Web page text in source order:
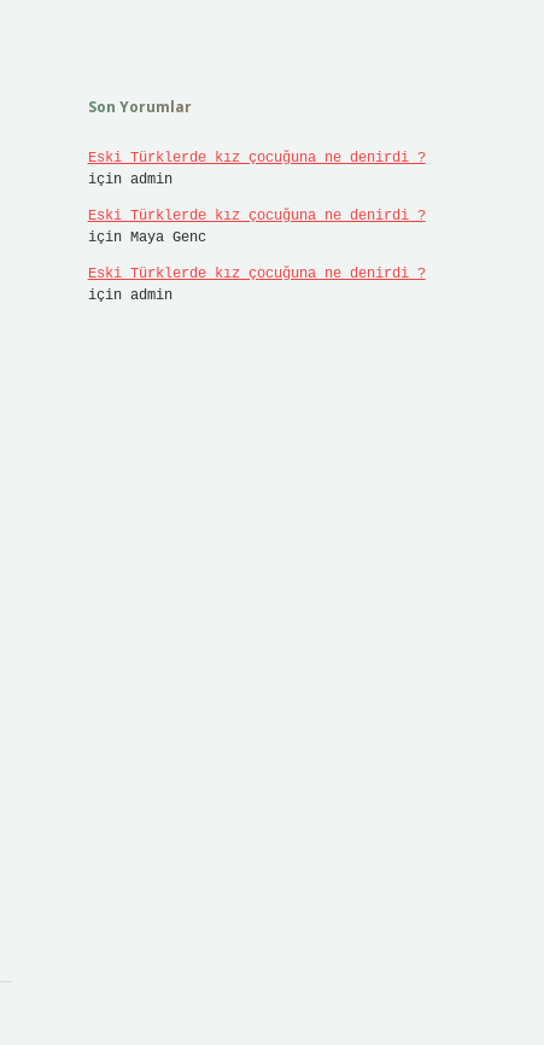
Son Yorumlar
Eski Türklerde kız çocuğuna ne denirdi ?
için admin
Eski Türklerde kız çocuğuna ne denirdi ?
için Maya Genc
Eski Türklerde kız çocuğuna ne denirdi ?
için admin